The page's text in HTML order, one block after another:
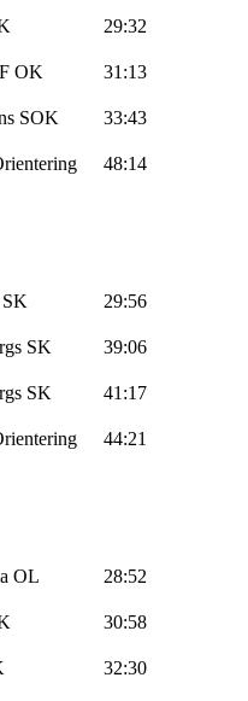
29:32
OK 31:13
SOK 33:43
48:14
29:56
SK 39:06
SK 41:17
44:21
OL 28:52
30:58
32:30